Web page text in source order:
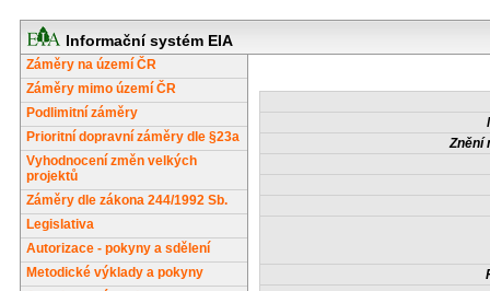
Informační systém EIA
Záměry na území ČR
Záměry mimo území ČR
Podlimitní záměry
Prioritní dopravní záměry dle §23a
Vyhodnocení změn velkých
projektů
Záměry dle zákona 244/1992 Sb.
Legislativa
Autorizace - pokyny a sdělení
Metodické výklady a pokyny
Znění